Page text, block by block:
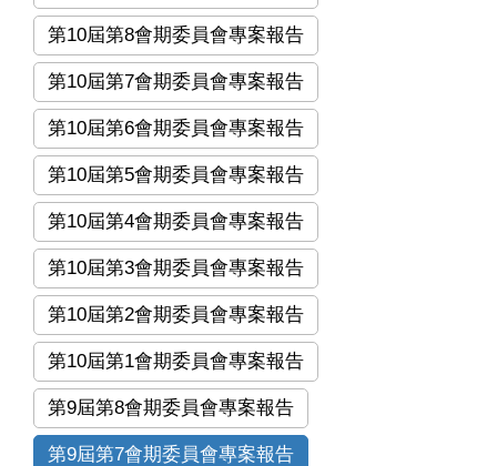
第10屆第8會期委員會專案報告
第10屆第7會期委員會專案報告
第10屆第6會期委員會專案報告
第10屆第5會期委員會專案報告
第10屆第4會期委員會專案報告
第10屆第3會期委員會專案報告
第10屆第2會期委員會專案報告
第10屆第1會期委員會專案報告
第9屆第8會期委員會專案報告
第9屆第7會期委員會專案報告